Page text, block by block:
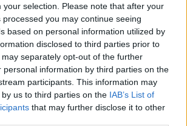
your selection. Please note that after your
you may continue seeing
based on personal information utilized by
disclosed to third parties prior to
separately opt-out of the further
personal information by third parties on the
participants. This information may
us to third parties on the IAB’s List of
that may further disclose it to other